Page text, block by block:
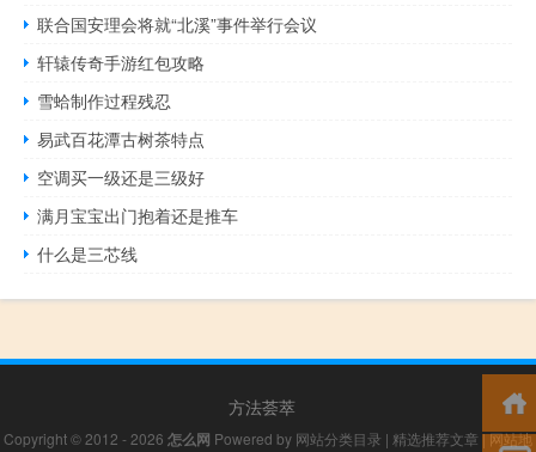
联合国安理会将就“北溪”事件举行会议
轩辕传奇手游红包攻略
雪蛤制作过程残忍
易武百花潭古树茶特点
空调买一级还是三级好
满月宝宝出门抱着还是推车
什么是三芯线
方法荟萃
Copyright © 2012 - 2026 怎么网 Powered by 网站分类目录 | 精选推荐文章 |网站地